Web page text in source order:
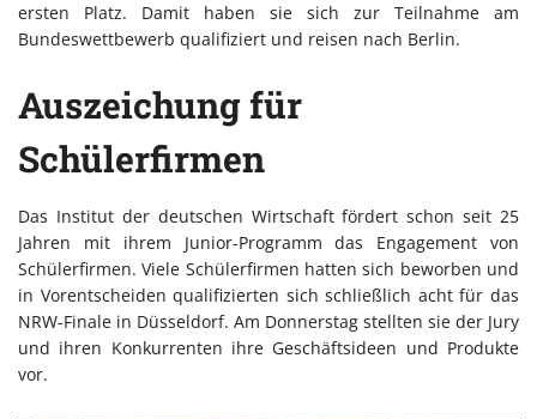
ersten Platz. Damit haben sie sich zur Teilnahme am
Bundeswettbewerb qualifiziert und reisen nach Berlin.
Auszeichung für
Schülerfirmen
Das Institut der deutschen Wirtschaft fördert schon seit 25
Jahren mit ihrem Junior-Programm das Engagement von
Schülerfirmen. Viele Schülerfirmen hatten sich beworben und
in Vorentscheiden qualifizierten sich schließlich acht für das
NRW-Finale in Düsseldorf. Am Donnerstag stellten sie der Jury
und ihren Konkurrenten ihre Geschäftsideen und Produkte
vor.